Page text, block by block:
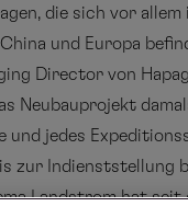
die sich vor allem
und Europa
Director von
Neubauprojekt
und jedes
zur Indienststellung
Landstrom hat seit